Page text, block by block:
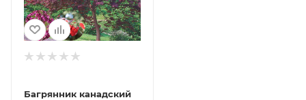
Багрянник канадский